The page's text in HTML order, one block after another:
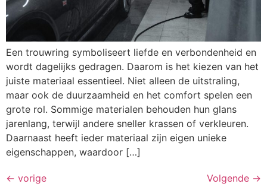
Een trouwring symboliseert liefde en verbondenheid en
wordt dagelijks gedragen. Daarom is het kiezen van het
juiste materiaal essentieel. Niet alleen de uitstraling,
maar ook de duurzaamheid en het comfort spelen een
grote rol. Sommige materialen behouden hun glans
jarenlang, terwijl andere sneller krassen of verkleuren.
Daarnaast heeft ieder materiaal zijn eigen unieke
eigenschappen, waardoor […]
← vorige Volgende →